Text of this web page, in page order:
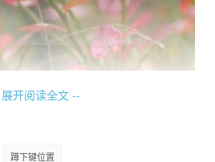
时按下“Ctrl”键蹲下可以让你瞬间降
几率，蹲下后还能利用一些地形优
开阅读全文 --
蹲下键位置